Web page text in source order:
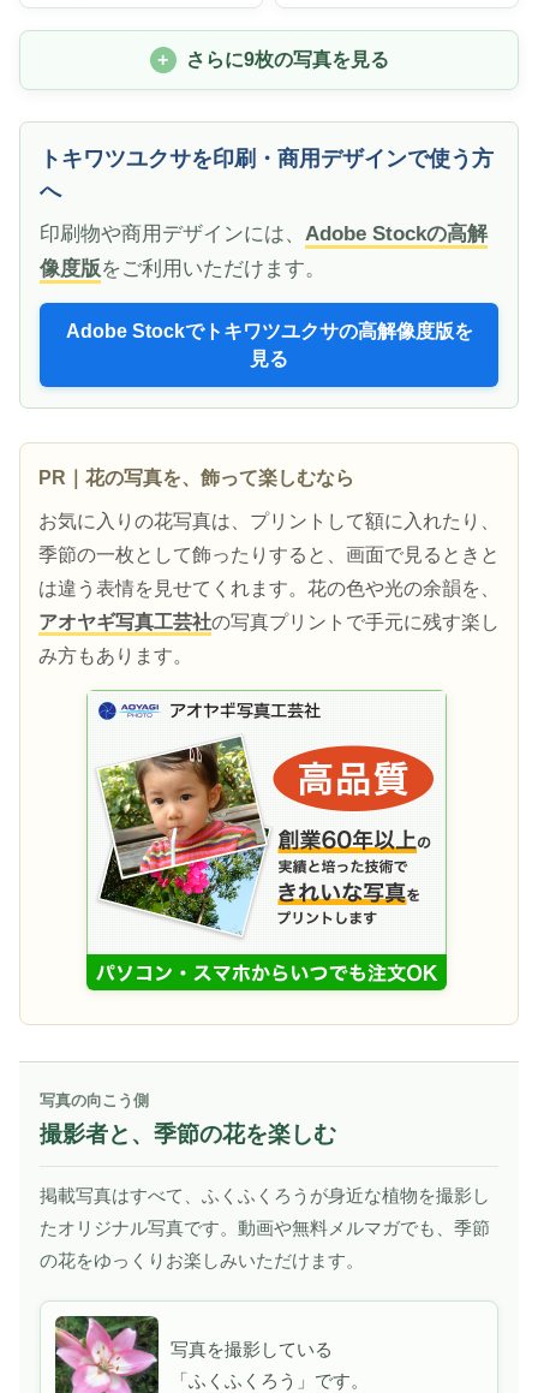
さらに9枚の写真を見る
トキワツユクサを印刷・商用デザインで使う方
へ
印刷物や商用デザインには、 Adobe Stockの高解
像度版をご利用いただけます。
Adobe Stockでトキワツユクサの高解像度版を
見る
PR｜花の写真を、飾って楽しむなら
お気に入りの花写真は、プリントして額に入れたり、
季節の一枚として飾ったりすると、画面で見るときと
は違う表情を見せてくれます。花の色や光の余韻を、
アオヤギ写真工芸社の写真プリントで手元に残す楽し
み方もあります。
写真の向こう側
撮影者と、季節の花を楽しむ
掲載写真はすべて、ふくふくろうが身近な植物を撮影し
たオリジナル写真です。動画や無料メルマガでも、季節
の花をゆっくりお楽しみいただけます。
写真を撮影している
「ふくふくろう」です。